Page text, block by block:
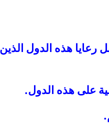
رعايا هذه الدول
على هذه الدول.